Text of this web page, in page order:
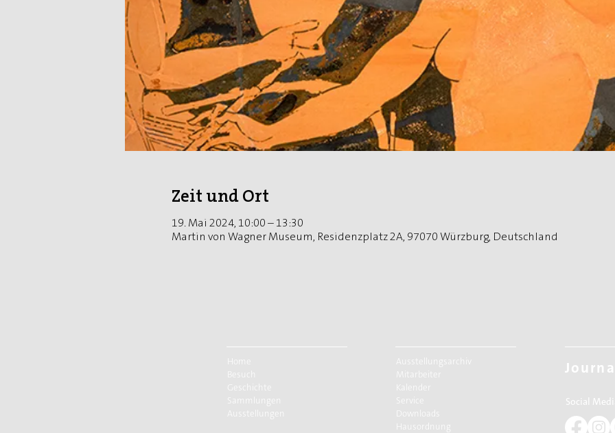
Zeit und Ort
19. Mai 2024, 10:00 – 13:30
Martin von Wagner Museum, Residenzplatz 2A, 97070 Würzburg, Deutschland
Home
Geschichte
Sammlungen
Ausstellungen
Ausstellungsarchiv
Mitarbeiter
Kalender
Downloads
Hausordnung
Social